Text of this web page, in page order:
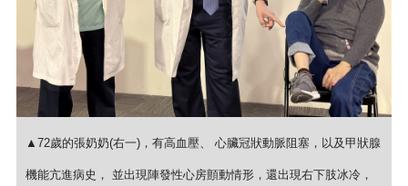
▲72歲的張奶奶(右一)，有高血壓、 心臟冠狀動脈阻塞，以及甲狀腺
機能亢進病史， 並出現陣發性心房顫動情形，還出現右下肢冰冷，